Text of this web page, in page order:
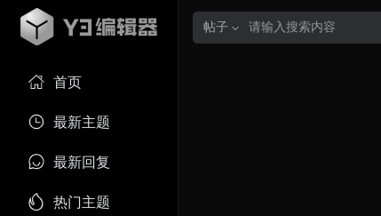
首页
最新主题
最新回复
热门主题
帖子